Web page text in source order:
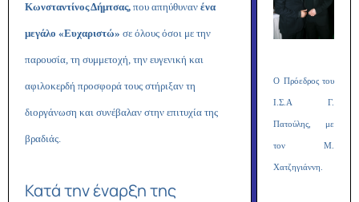
Κωνσταντίνος Δήμτσας, που απηύθυναν ένα
μεγάλο «Ευχαριστώ» σε όλους όσοι με την
παρουσία, τη συμμετοχή, την ευγενική και
αφιλοκερδή προσφορά τους στήριξαν τη
διοργάνωση και συνέβαλαν στην επιτυχία της
βραδιάς.
Κατά την έναρξη της
O Πρόεδρος του
Ι.Σ.Α Γ.
Πατούλης, με
τον Μ.
Χατζηγιάννη.